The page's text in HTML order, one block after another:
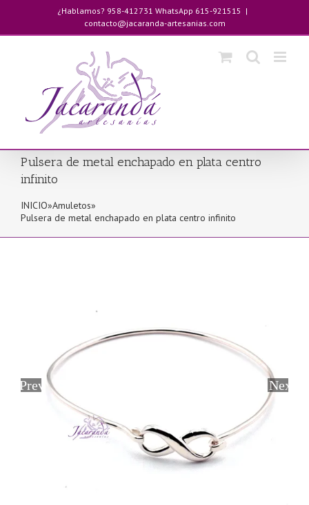
contenido
¿Hablamos? 958-412731 WhatsApp 615-921515 |
contacto@jacaranda-artesanias.com
Pulsera de metal enchapado en plata centro
infinito
INICIO»Amuletos»
Pulsera de metal enchapado en plata centro infinito
Previous Next